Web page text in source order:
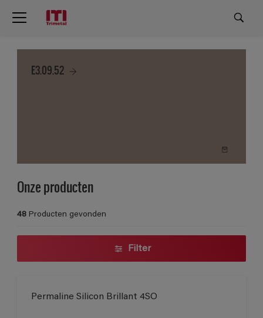
E3.09.52
Onze producten
48 Producten gevonden
Filter
Permaline Silicon Brillant 4SO